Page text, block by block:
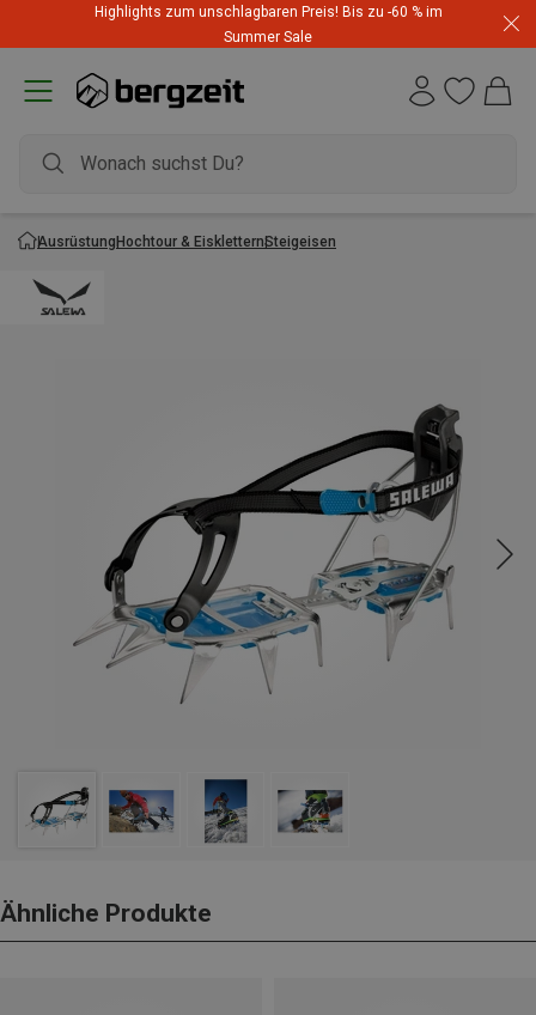
Highlights zum unschlagbaren Preis! Bis zu -60 % im
Summer Sale
AusrüstungHochtour & EiskletternSteigeisen
Ähnliche Produkte